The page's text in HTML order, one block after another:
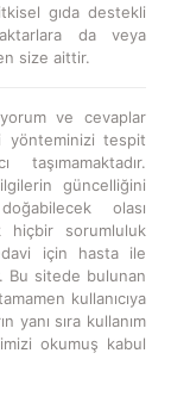
gıda destekli
da veya
size aittir.
ve cevaplar
yönteminizi tespit
güncelliğini
olası
hiçbir sorumluluk
için hasta ile
Bu sitede bulunan
kullanıcıya
yanı sıra kullanım
okumuş kabul